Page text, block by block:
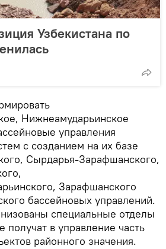
Узбекистана по
Нижнеамударьинское
управления
с созданием на их базе
Сырдарья-Зарафшанского,
Зарафшанского
бассейновых управлений.
специальные отделы
получат в управление часть
районного значения.